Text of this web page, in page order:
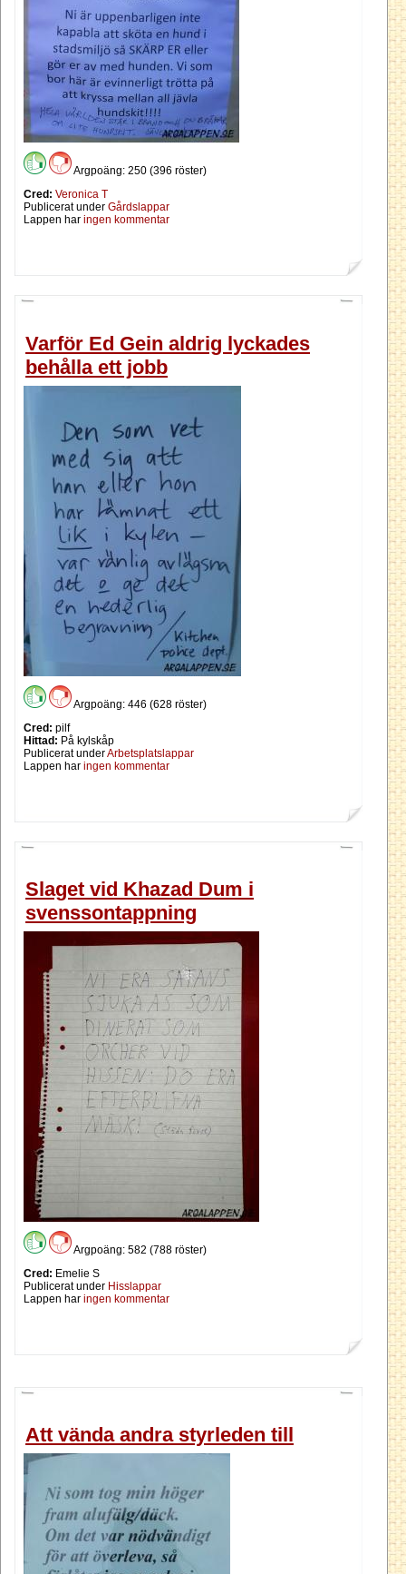
Argpoäng: 250 (396 röster)
Cred: Veronica T
Publicerat under Gårdslappar
Lappen har ingen kommentar
Varför Ed Gein aldrig lyckades
behålla ett jobb
Argpoäng: 446 (628 röster)
Cred: pilf
Hittad: På kylskåp
Publicerat underArbetsplatslappar
Lappen har ingen kommentar
Slaget vid Khazad Dum i
svenssontappning
Argpoäng: 582 (788 röster)
Cred: Emelie S
Publicerat under Hisslappar
Lappen har ingen kommentar
Att vända andra styrleden till